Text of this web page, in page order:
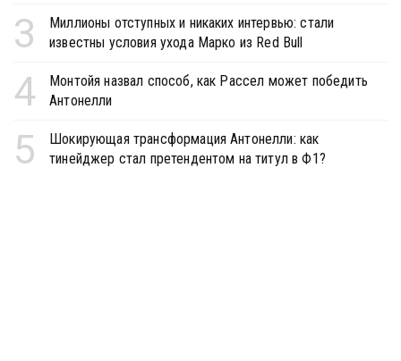
3
Миллионы отступных и никаких интервью: стали
известны условия ухода Марко из Red Bull
4
Монтойя назвал способ, как Рассел может победить
Антонелли
5
Шокирующая трансформация Антонелли: как
тинейджер стал претендентом на титул в Ф1?